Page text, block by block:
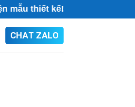
kế!
CHAT ZALO